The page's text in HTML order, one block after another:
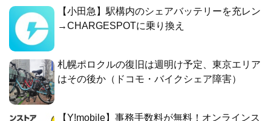
【小田急】駅構内のシェアバッテリーを充レン
→CHARGESPOTに乗り換え
札幌ポロクルの復旧は週明け予定、東京エリア
はその後か（ドコモ・バイクシェア障害）
【Y!mobile】事務手数料が無料！オンラインス